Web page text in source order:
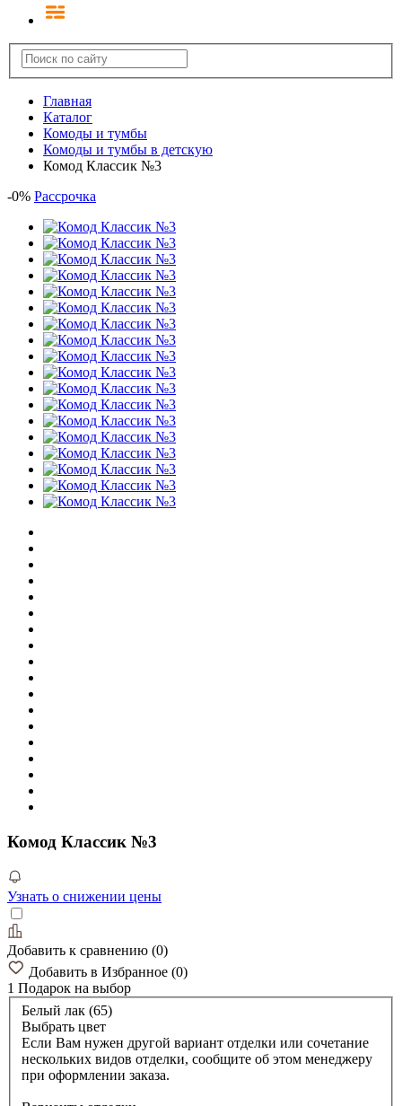
Главная
Каталог
Комоды и тумбы
Комоды и тумбы в детскую
Комод Классик №3
-0% Рассрочка
Комод Классик №3
Узнать о снижении цены
Добавить к сравнению (0)
Добавить в Избранное (0)
1 Подарок на выбор
Белый лак (65)
Выбрать цвет
Если Вам нужен другой вариант отделки или сочетание
нескольких видов отделки, сообщите об этом менеджеру
при оформлении заказа.